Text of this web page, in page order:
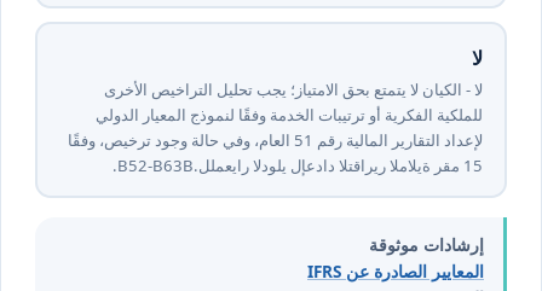
لا
لا - الكيان لا يتمتع بحق الامتياز؛ يجب تحليل التراخيص الأخرى
للملكية الفكرية أو ترتيبات الخدمة وفقًا لنموذج المعيار الدولي
لإعداد التقارير المالية رقم ⁦15⁩ العام، وفي حالة وجود ترخيص، وفقًا
للمعيار الدولي لإعداد التقارير المالية رقم ⁦15⁩.B52-B63B.
إرشادات موثوقة
المعايير الصادرة عن IFRS